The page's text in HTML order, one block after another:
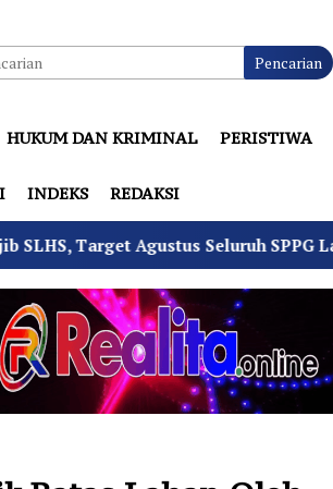
Pencarian
HUKUM DAN KRIMINAL PERISTIWA
INDEKS REDAKSI
Seluruh SPPG Layak Operasi